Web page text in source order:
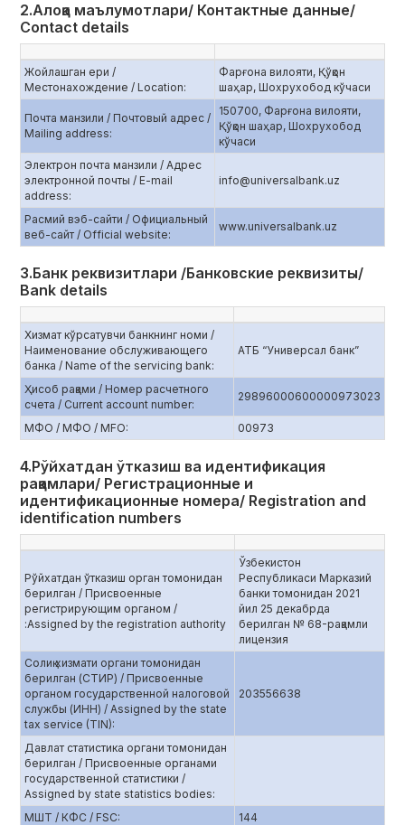
2.Алоқа маълумотлари/ Контактные данные/
Contact details
Жойлашган ери /
Местонахождение / Location:
Фарғона вилояти, Қўқон
шаҳар, Шохрухобод кўчаси
Почта манзили / Почтовый адрес /
Mailing address:
150700, Фарғона вилояти,
Қўқон шаҳар, Шохрухобод
кўчаси
Электрон почта манзили / Адрес
электронной почты / E-mail
address:
info@universalbank.uz
Расмий вэб-сайти / Официальный
веб-сайт / Official website:
www.universalbank.uz
3.Банк реквизитлари /Банковские реквизиты/
Bank details
Хизмат кўрсатувчи банкнинг номи /
Наименование обслуживающего
банка / Name of the servicing bank:
АТБ “Универсал банк”
Ҳисоб рақами / Номер расчетного
счета / Current account number:
29896000600000973023
МФО / МФО / MFO: 00973
4.Рўйхатдан ўтказиш ва идентификация
рақамлари/ Регистрационные и
идентификационные номера/ Registration and
identification numbers
Рўйхатдан ўтказиш орган томонидан
берилган / Присвоенные
регистрирующим органом /
:Assigned by the registration authority
Ўзбекистон
Республикаси Марказий
банки томонидан 2021
йил 25 декабрда
берилган № 68-рақамли
лицензия
Солиқ хизмати органи томонидан
берилган (СТИР) / Присвоенные
органом государственной налоговой
службы (ИНН) / Assigned by the state
tax service (TIN):
203556638
Давлат статистика органи томонидан
берилган / Присвоенные органами
государственной статистики /
Assigned by state statistics bodies:
МШТ / КФС / FSC:
144